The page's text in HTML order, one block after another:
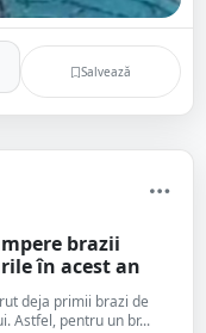
Salvează
brazii
în acest an
deja primii brazi de
Astfel, pentru un br...